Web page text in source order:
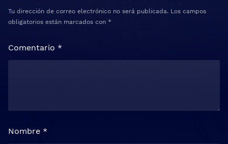
Tu dirección de correo electrónico no será publicada. Los campos
obligatorios están marcados con *
Comentario *
Nombre *